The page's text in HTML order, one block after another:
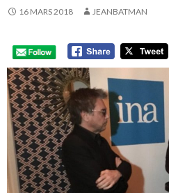
16 MARS 2018 JEANBATMAN